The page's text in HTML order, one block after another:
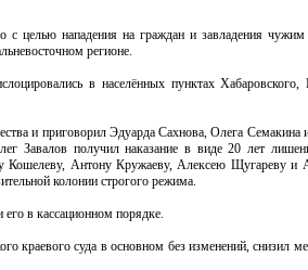
с целью нападения на граждан и завладения
регионе.
в населённых пунктах
и приговорил Эдуарда Сахнова, Олега
Завалов получил наказание в виде 20 лет
Кошелеву, Антону Кружаеву, Алексею Щугареву и
колонии строгого режима.
в кассационном порядке.
краевого суда в основном без изменений,